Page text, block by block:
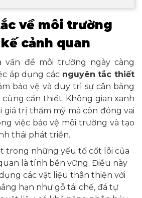
về môi trường
cảnh quan
vấn đề môi trường ngày càng
áp dụng các nguyên tắc thiết
bảo vệ và duy trì sự cân bằng
cần thiết. Không gian xanh
giá trị thẩm mỹ mà còn đóng vai
việc bảo vệ môi trường và tạo
thái phát triển.
trong những yếu tố cốt lõi của
là tính bền vững. Điều này
các vật liệu thân thiện với
hạn như gỗ tái chế, đá tự